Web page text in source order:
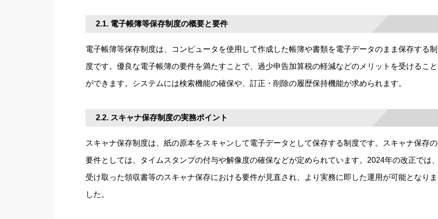
2.1. 電子帳簿等保存制度の概要と要件
電子帳簿等保存制度は、コンピュータを使用して作成した帳簿や書類を電子データのまま保存する制
度です。優良な電子帳簿の要件を満たすことで、過少申告加算税の軽減などのメリットを受けること
ができます。システムには検索機能の確保や、訂正・削除の履歴保持機能が求められます。
2.2. スキャナ保存制度の実務ポイント
スキャナ保存制度は、紙の原本をスキャンして電子データとして保存する制度です。スキャナ保存の
要件としては、タイムスタンプの付与や解像度の確保などが定められています。2024年の改正では
受け取った領収書等のスキャナ保存における要件が見直され、より実務に即した運用が可能となりま
した。